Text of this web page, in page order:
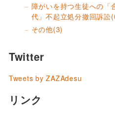
障がいを持つ生徒への「
代」不起立処分撤回訴訟
その他(3)
Twitter
Tweets by ZAZAdesu
リンク